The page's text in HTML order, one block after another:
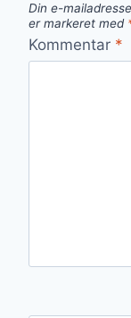
Din e-
er markeret med
Kommentar *